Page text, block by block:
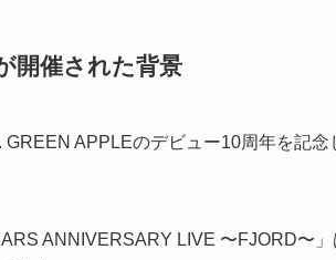
開催された背景
APPLEのデビュー10周年を記
ANNIVERSARY LIVE 〜FJORD〜